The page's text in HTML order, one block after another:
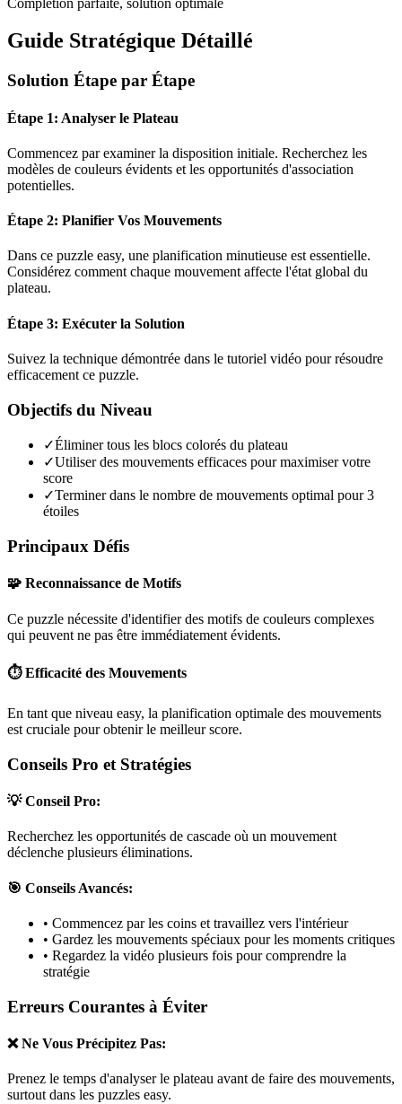
Guide Stratégique Détaillé
Solution Étape par Étape
Étape 1: Analyser le Plateau
Commencez par examiner la disposition initiale. Recherchez les
modèles de couleurs évidents et les opportunités d'association
potentielles.
Étape 2: Planifier Vos Mouvements
Dans ce puzzle easy, une planification minutieuse est essentielle.
Considérez comment chaque mouvement affecte l'état global du
plateau.
Étape 3: Exécuter la Solution
Suivez la technique démontrée dans le tutoriel vidéo pour résoudre
efficacement ce puzzle.
Objectifs du Niveau
✓Éliminer tous les blocs colorés du plateau
✓Utiliser des mouvements efficaces pour maximiser votre
score
✓Terminer dans le nombre de mouvements optimal pour 3
étoiles
Principaux Défis
🧩 Reconnaissance de Motifs
Ce puzzle nécessite d'identifier des motifs de couleurs complexes
qui peuvent ne pas être immédiatement évidents.
⏱️ Efficacité des Mouvements
En tant que niveau easy, la planification optimale des mouvements
est cruciale pour obtenir le meilleur score.
Conseils Pro et Stratégies
💡 Conseil Pro:
Recherchez les opportunités de cascade où un mouvement
déclenche plusieurs éliminations.
🎯 Conseils Avancés:
• Commencez par les coins et travaillez vers l'intérieur
• Gardez les mouvements spéciaux pour les moments critiques
• Regardez la vidéo plusieurs fois pour comprendre la
stratégie
Erreurs Courantes à Éviter
❌ Ne Vous Précipitez Pas:
Prenez le temps d'analyser le plateau avant de faire des mouvements,
surtout dans les puzzles easy.